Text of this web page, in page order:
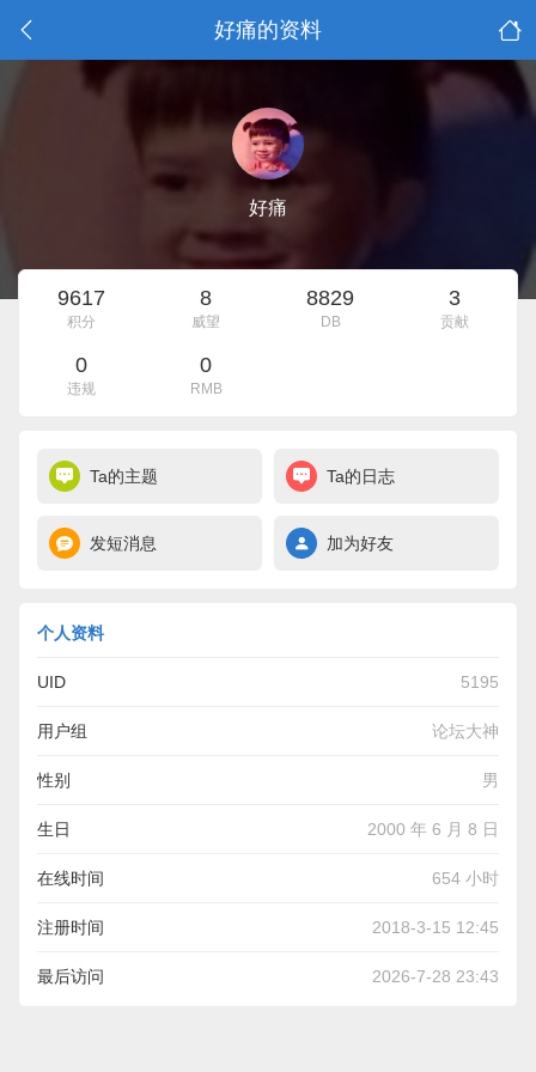
好痛的资料
好痛
9617
积分
8
威望
8829
DB
3
贡献
0
违规
0
RMB
Ta的主题 Ta的日志
发短消息 加为好友
个人资料
UID 5195
用户组 论坛大神
性别 男
生日 2000 年 6 月 8 日
在线时间 654 小时
注册时间 2018-3-15 12:45
最后访问 2026-7-28 23:43